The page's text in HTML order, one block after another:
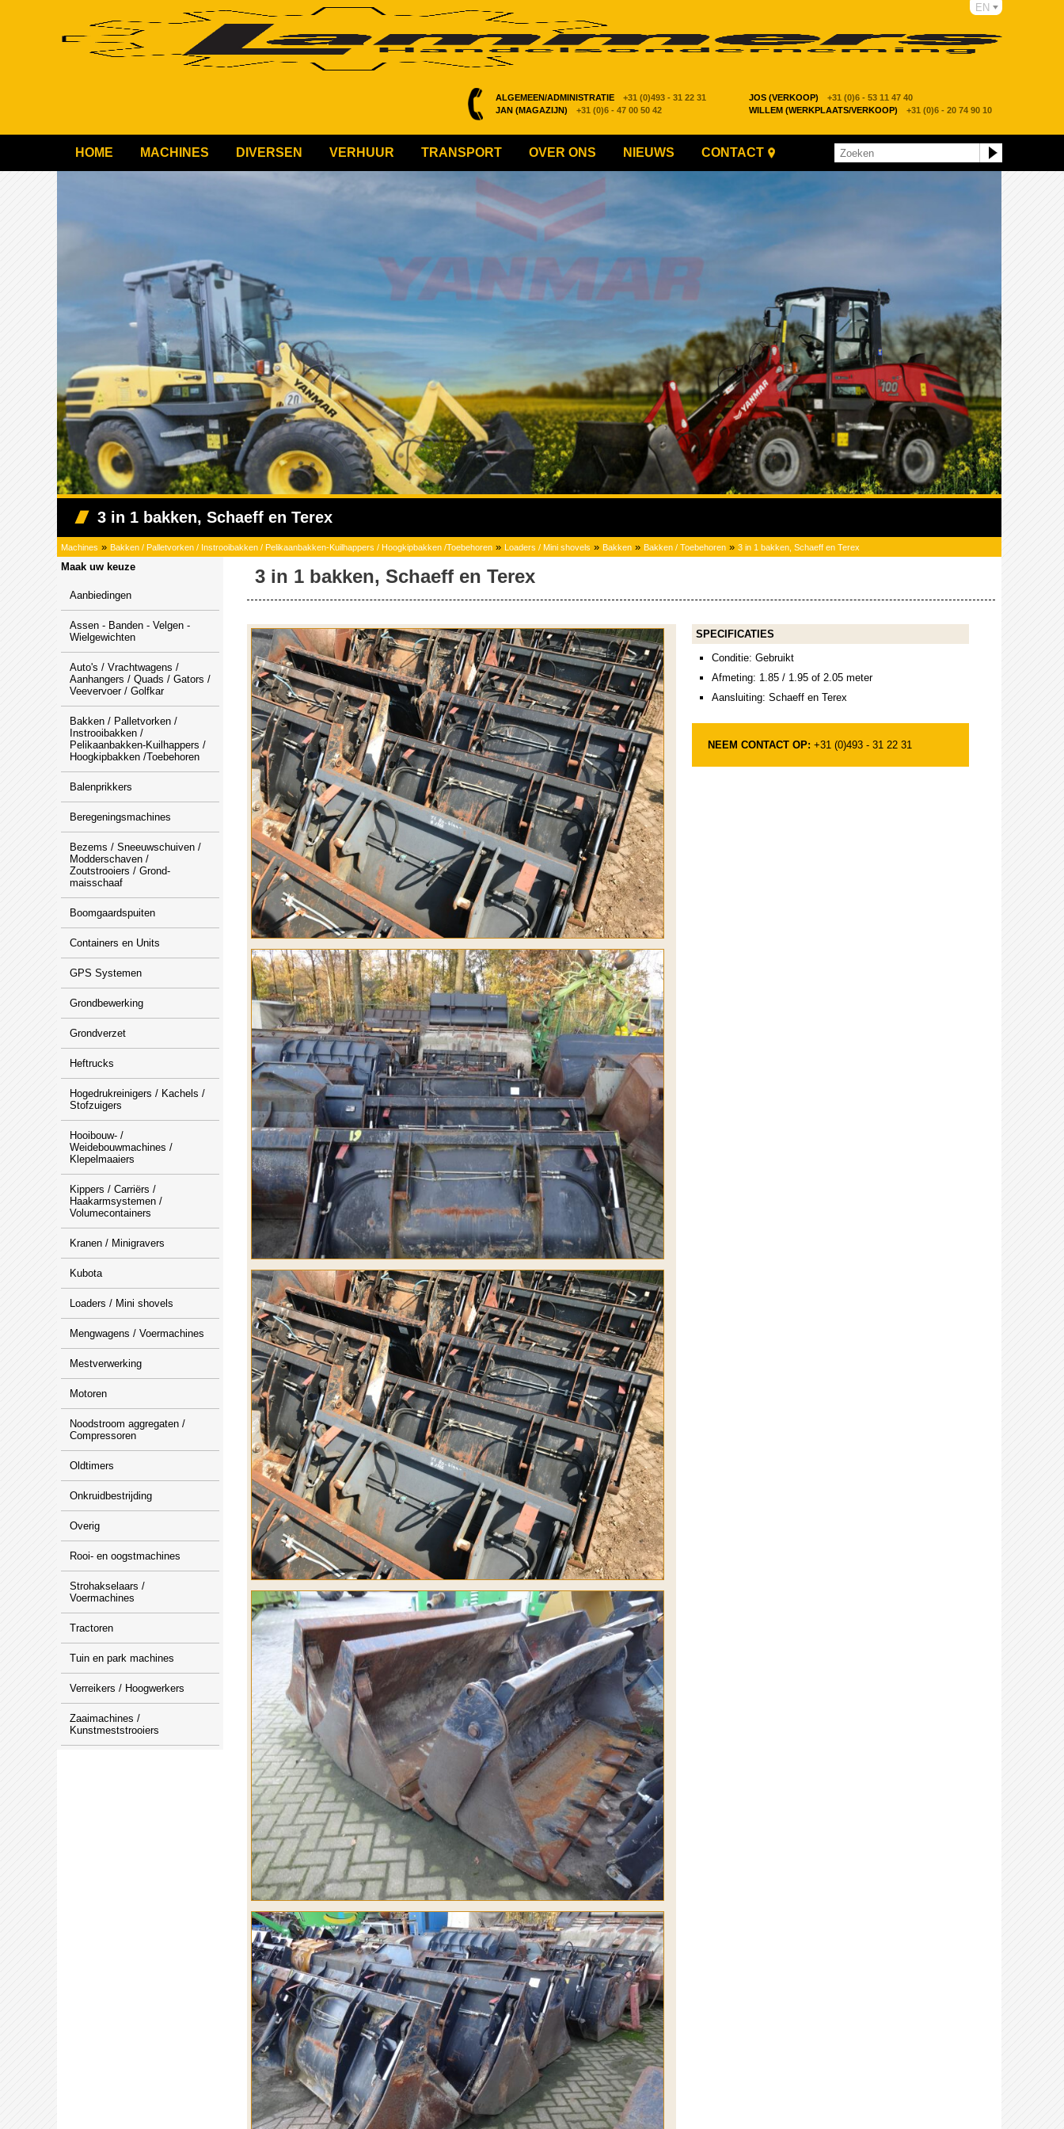
ALGEMEEN/ADMINISTRATIE +31 (0)493 - 31 22 31 JOS (VERKOOP)
+31 (0)6 - 53 11 47 40
JAN (MAGAZIJN)
+31 (0)6 - 47 00 50 42 WILLEM (WERKPLAATS/VERKOOP) +31 (0)6 - 20 74 90 10
EN
HOME MACHINES DIVERSEN VERHUUR TRANSPORT OVER ONS NIEUWS CONTACT
3 in 1 bakken, Schaeff en Terex
Machines » Bakken / Palletvorken / Instrooibakken / Pelikaanbakken-Kuilhappers / Hoogkipbakken /Toebehoren » Loaders / Mini shovels » Bakken » Bakken / Toebehoren » 3 in 1 bakken, Schaeff en Terex
Maak uw keuze
Aanbiedingen
Assen - Banden - Velgen -
Wielgewichten
Auto's / Vrachtwagens /
Aanhangers / Quads / Gators /
Veevervoer / Golfkar
Bakken / Palletvorken /
Instrooibakken /
Pelikaanbakken-Kuilhappers /
Hoogkipbakken /Toebehoren
Balenprikkers
Beregeningsmachines
Bezems / Sneeuwschuiven /
Modderschaven /
Zoutstrooiers / Grond-
maisschaaf
Boomgaardspuiten
Containers en Units
GPS Systemen
Grondbewerking
Grondverzet
Heftrucks
Hogedrukreinigers / Kachels /
Stofzuigers
Hooibouw- /
Weidebouwmachines /
Klepelmaaiers
Kippers / Carriërs /
Haakarmsystemen /
Volumecontainers
Kranen / Minigravers
Kubota
Loaders / Mini shovels
Mengwagens / Voermachines
Mestverwerking
Motoren
Noodstroom aggregaten /
Compressoren
Oldtimers
Onkruidbestrijding
Overig
Rooi- en oogstmachines
Strohakselaars /
Voermachines
Tractoren
Tuin en park machines
Verreikers / Hoogwerkers
Zaaimachines /
Kunstmeststrooiers
3 in 1 bakken, Schaeff en Terex
SPECIFICATIES
Conditie: Gebruikt
Afmeting: 1.85 / 1.95 of 2.05 meter
Aansluiting: Schaeff en Terex
NEEM CONTACT OP: +31 (0)493 - 31 22 31